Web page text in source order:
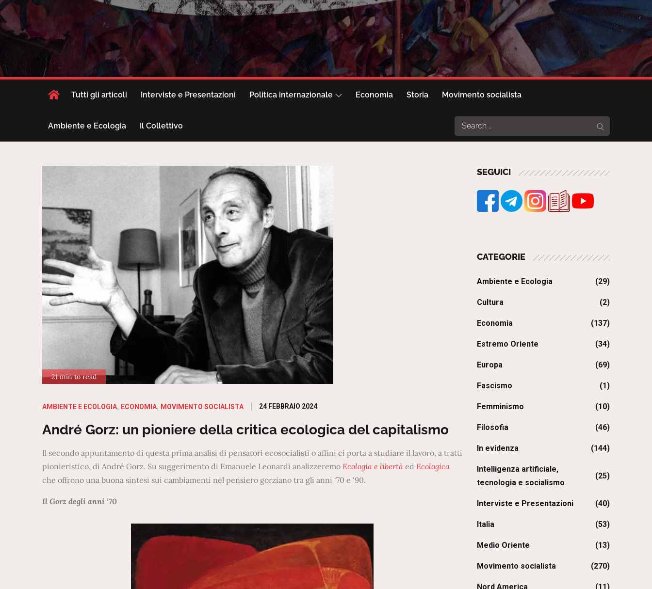
Tutti gli articoli Interviste e Presentazioni Politica internazionale Economia Storia Movimento socialista
Ambiente e Ecologia Il Collettivo
Search
for:
21 min to read
AMBIENTE E ECOLOGIA ECONOMIA MOVIMENTO SOCIALISTA
Posted
24 FEBBRAIO 2024
André Gorz: un pioniere della critica ecologica del capitalismo
Il secondo appuntamento di questa prima analisi di pensatori ecosocialisti o affini ci porta a studiare il lavoro, a tratti
pionieristico, di André Gorz. Su suggerimento di Emanuele Leonardi analizzeremo Ecologia e libertà ed Ecologica
che offrono una buona sintesi sui cambiamenti nel pensiero gorziano tra gli anni ‘70 e ‘90.
Il Gorz degli anni ‘70
SEGUICI
CATEGORIE
Ambiente e Ecologia (29)
Cultura (2)
Economia (137)
Estremo Oriente (34)
Europa (69)
Fascismo (1)
Femminismo (10)
Filosofia (46)
In evidenza (144)
Intelligenza artificiale,
tecnologia e socialismo
(25)
Interviste e Presentazioni (40)
Italia (53)
Medio Oriente (13)
Movimento socialista (270)
Nord America (11)